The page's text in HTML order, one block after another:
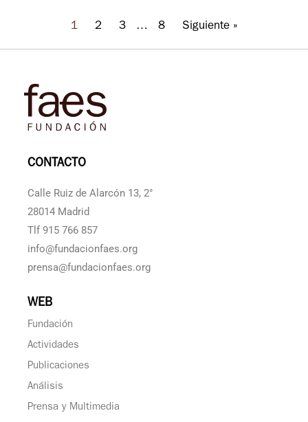
1 2 3 … 8 Siguiente »
CONTACTO
Calle Ruiz de Alarcón 13, 2°
28014 Madrid
Tlf 915 766 857
info@fundacionfaes.org
prensa@fundacionfaes.org
WEB
Fundación
Actividades
Publicaciones
Análisis
Prensa y Multimedia